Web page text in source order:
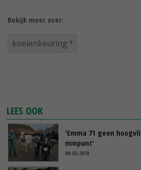
Bekijk meer over:
koeienkeuring
LEES OOK
'Emma 71 geen
minpunt'
09-03-2018